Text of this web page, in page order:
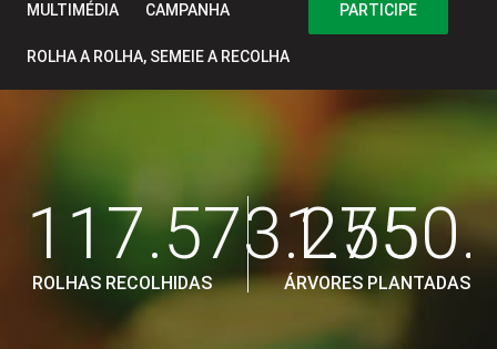
MULTIMÉDIA PARTICIPE
CAMPANHA
ROLHA A ROLHA, SEMEIE A RECOLHA
117.573.275
ROLHAS RECOLHIDAS ÁRVORES PLANTADAS